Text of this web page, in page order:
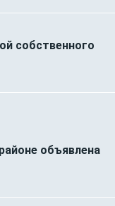
собственного
объявлена